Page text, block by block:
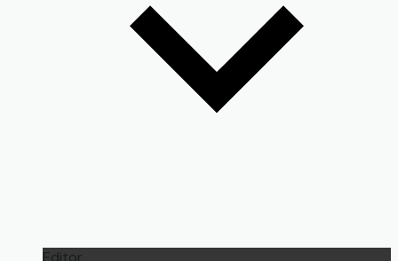
Editor